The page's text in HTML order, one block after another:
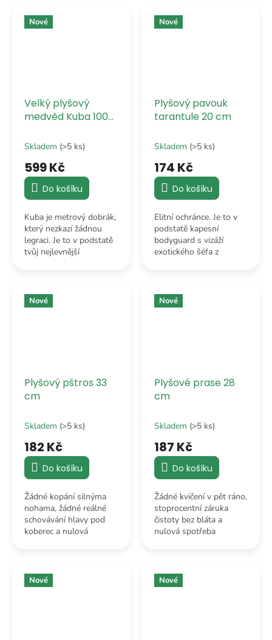
Nové
Velký plyšový
medvěd Kuba 100
Skladem (>5 ks)
599 Kč
Do košíku
Kuba je metrový dobrák,
který nezkazí žádnou
legraci. Je to v podstatě
tvůj nejlevnější
hezčím místem.
Nové
Plyšový pavouk
tarantule 20 cm
Skladem (>5 ks)
174 Kč
Do košíku
Elitní ochránce. Je to v
podstatě kapesní
bodyguard s vizáží
exotického šéfa z
nesedne.
Nové
Plyšový pštros 33
cm
Skladem (>5 ks)
182 Kč
Do košíku
Žádné kopání silnýma
nohama, žádné reálné
schovávání hlavy pod
koberec a nulová
Nové
Plyšové prase 28
cm
Skladem (>5 ks)
187 Kč
Do košíku
Žádné kvičení v pět ráno,
stoprocentní záruka
čistoty bez bláta a
nulová spotřeba
Nové Nové